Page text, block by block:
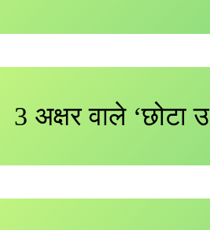
3 अक्षर वाले ‘छोटा